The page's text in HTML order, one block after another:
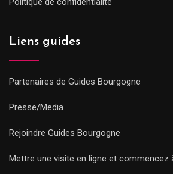
Liens guides
Partenaires de Guides Bourgogne
Presse/Media
Rejoindre Guides Bourgogne
Mettre une visite en ligne et commencez